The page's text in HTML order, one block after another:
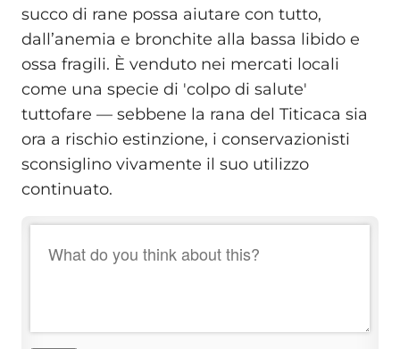
succo di rane possa aiutare con tutto,
dall’anemia e bronchite alla bassa libido e
ossa fragili. È venduto nei mercati locali
come una specie di 'colpo di salute'
tuttofare — sebbene la rana del Titicaca sia
ora a rischio estinzione, i conservazionisti
sconsiglino vivamente il suo utilizzo
continuato.